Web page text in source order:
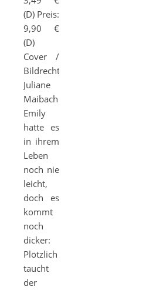
(D) Preis:
9,90 €
(D)
Cover /
Bildrechte:
Juliane
Maibach
Emily
hatte es
in ihrem
Leben
noch nie
leicht,
doch es
kommt
noch
dicker:
Plötzlich
taucht
der